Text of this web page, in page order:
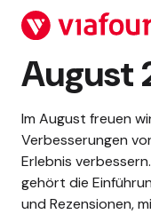
Inhalt
August
Im August freuen
Verbesserungen
Erlebnis
gehört die
und Rezensionen,